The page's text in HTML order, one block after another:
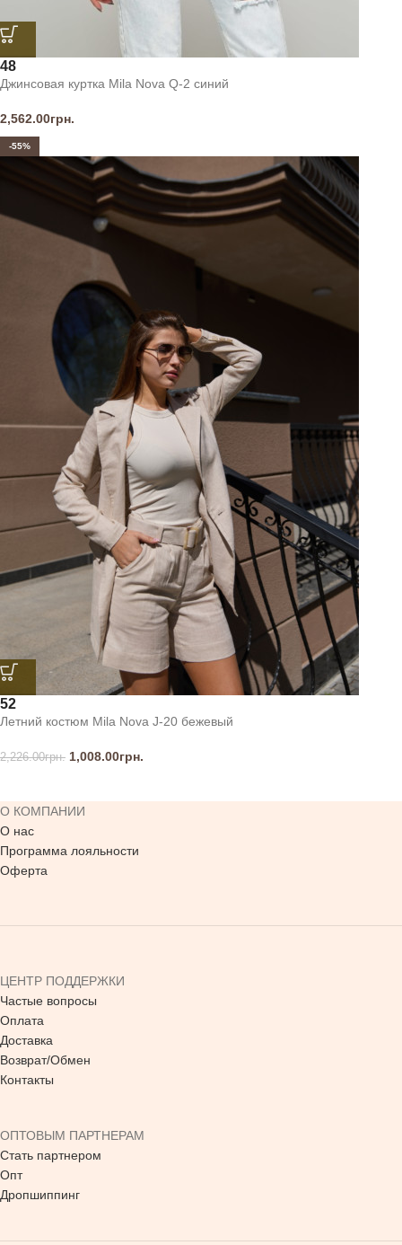
48
Джинсовая куртка Mila Nova Q-2 синий
2,562.00грн.
-55%
52
Летний костюм Mila Nova J-20 бежевый
2,226.00грн. 1,008.00грн.
О КОМПАНИИ
О нас
Программа лояльности
Оферта
ЦЕНТР ПОДДЕРЖКИ
Частые вопросы
Оплата
Доставка
Возврат/Обмен
Контакты
ОПТОВЫМ ПАРТНЕРАМ
Стать партнером
Опт
Дропшиппинг